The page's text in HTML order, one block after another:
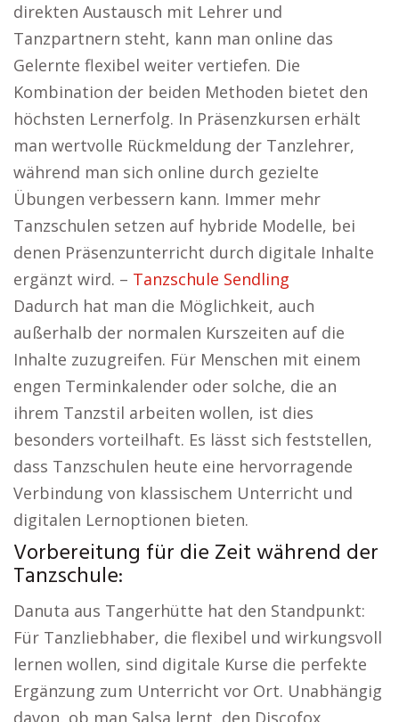
direkten Austausch mit Lehrer und
Tanzpartnern steht, kann man online das
Gelernte flexibel weiter vertiefen. Die
Kombination der beiden Methoden bietet den
höchsten Lernerfolg. In Präsenzkursen erhält
man wertvolle Rückmeldung der Tanzlehrer,
während man sich online durch gezielte
Übungen verbessern kann. Immer mehr
Tanzschulen setzen auf hybride Modelle, bei
denen Präsenzunterricht durch digitale Inhalte
ergänzt wird. – Tanzschule Sendling
Dadurch hat man die Möglichkeit, auch
außerhalb der normalen Kurszeiten auf die
Inhalte zuzugreifen. Für Menschen mit einem
engen Terminkalender oder solche, die an
ihrem Tanzstil arbeiten wollen, ist dies
besonders vorteilhaft. Es lässt sich feststellen,
dass Tanzschulen heute eine hervorragende
Verbindung von klassischem Unterricht und
digitalen Lernoptionen bieten.
Vorbereitung für die Zeit während der
Tanzschule:
Danuta aus Tangerhütte hat den Standpunkt:
Für Tanzliebhaber, die flexibel und wirkungsvoll
lernen wollen, sind digitale Kurse die perfekte
Ergänzung zum Unterricht vor Ort. Unabhängig
davon, ob man Salsa lernt, den Discofox